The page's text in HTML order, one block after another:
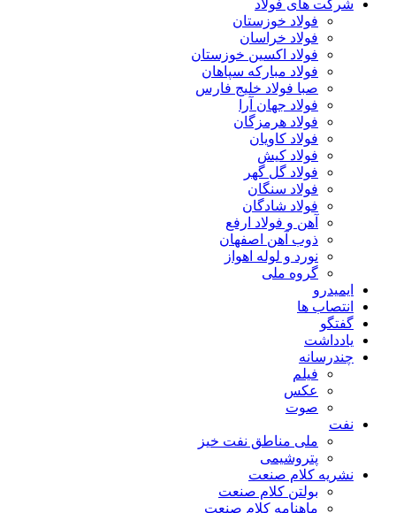
شرکت های فولاد
فولاد خوزستان
فولاد خراسان
فولاد اکسین خوزستان
فولاد مبارکه سپاهان
صبا فولاد خلیج فارس
فولاد جهان آرا
فولاد هرمزگان
فولاد کاویان
فولاد کیش
فولاد گل گهر
فولاد سنگان
فولاد شادگان
آهن و فولاد ارفع
ذوب آهن اصفهان
نورد و لوله اهواز
گروه ملی
ایمیدرو
انتصاب ها
گفتگو
یادداشت
چندرسانه
فیلم
عکس
صوت
نفت
ملی مناطق نفت خیز
پتروشیمی
نشریه کلام صنعت
بولتن کلام صنعت
ماهنامه کلام صنعت